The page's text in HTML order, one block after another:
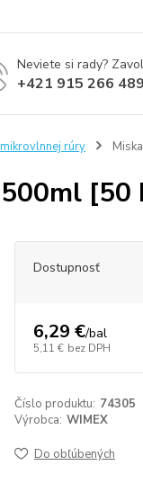
Neviete si rady?
+421 915 266 489
rúry
[50
Dostupnosť
6,29 €/bal
5,11 € bez DPH
Číslo produktu: 74305
Výrobca: WIMEX
Do obľúbených